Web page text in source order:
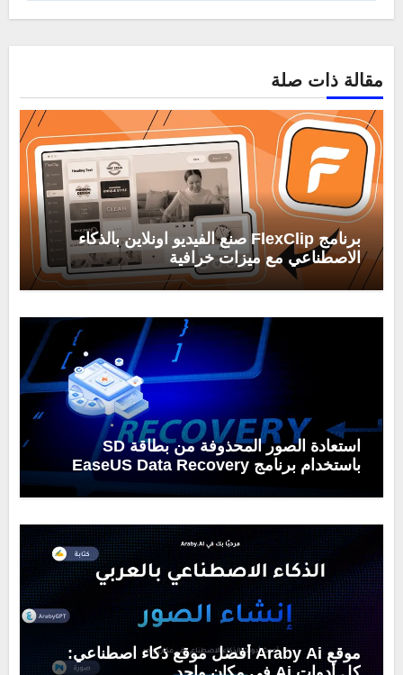
مقالة ذات صلة
برنامج FlexClip صنع الفيديو اونلاين بالذكاء
الاصطناعي مع ميزات خرافية
استعادة الصور المحذوفة من بطاقة SD
باستخدام برنامج EaseUS Data Recovery
موقع Araby Ai أفضل موقع ذكاء اصطناعي: